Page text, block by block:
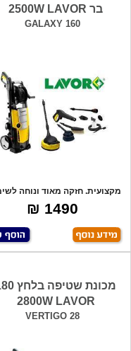
בר 2500W LAVOR
GALAXY 160
מקצועית. חזקה מאוד ונוחה
כולל: ס
1490 ₪
2800W LAVOR
VERTIGO 28